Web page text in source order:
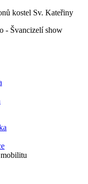
kostel Sv. Kateřiny
- Švancizelí show